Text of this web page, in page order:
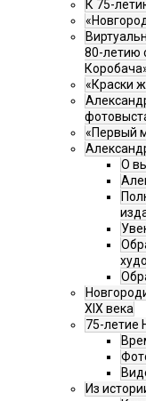
К 75-
80-летию
«Краски
«Первый
О
XIX века
75-летие
Из